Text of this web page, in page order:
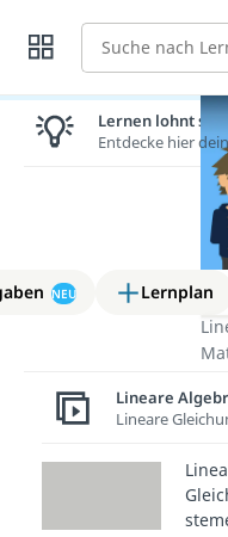
Suche
NEU Lernplan
Lernen lohnt
Entdecke hier
Lineare
Lineare